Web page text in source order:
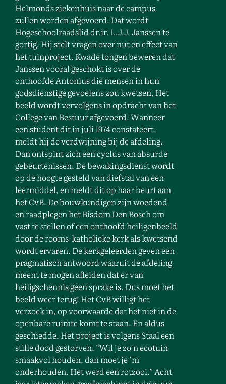
Helmonds ziekenhuis naar de campus
zullen worden afgevoerd. Dat wordt
Hogeschoolraadslid dr.ir. L.J.J. Janssen te
gortig. Hij stelt vragen over nut en effect van
het tuinproject. Kwade tongen beweren dat
Janssen vooral geschokt is over de
onthoofde Antonius die mensen in hun
godsdienstige gevoelens zou kwetsen. Het
beeld wordt vervolgens in opdracht van het
College van Bestuur afgevoerd. Wanneer
een student dit in juli 1974 constateert,
meldt hij de verdwijning bij de afdeling.
Dan ontspint zich een cyclus van absurde
gebeurtenissen. De bewakingsdienst wordt
op de hoogte gesteld van diefstal van een
leermiddel, en meldt dit op haar beurt aan
het CvB. De bouwkundigen zijn woedend
en raadplegen het Bisdom Den Bosch om
vast te stellen of een onthoofd heiligenbeeld
door de rooms-katholieke kerk als kwetsend
wordt ervaren. De kerkgeleerden geven een
pragmatisch antwoord waaruit de afdeling
meent te mogen afleiden dat er van
heiligschennis geen sprake is. Dus moet het
beeld weer terug! Het CvB willigt het
verzoek in, op voorwaarde dat het niet in de
openbare ruimte komt te staan. En aldus
geschiedde. Het project is volgens Staal een
stille dood gestorven. “Wil je zo’n ecotuin
smaakvol houden, dan moet je ’m
onderhouden. Het werd een rotzooi.” Acht